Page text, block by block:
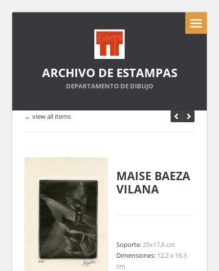
ARCHIVO DE ESTAMPAS
DEPARTAMENTO DE DIBUJO
← view all items
MAISE BAEZA
VILANA
Soporte:25x17,6 cm
Dimensiones: 12,2 x 16,3
cm